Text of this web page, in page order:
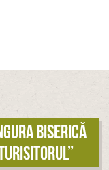
biserică